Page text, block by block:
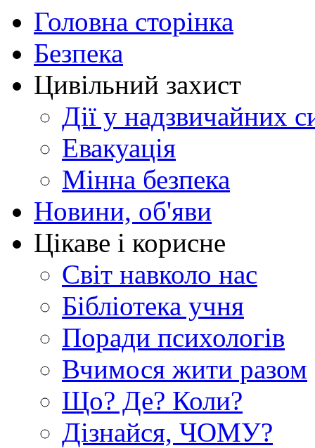
Головна сторінка
Безпека
Цивільний захист
Дії у надзвичайних
Евакуація
Мінна безпека
Новини, об'яви
Цікаве і корисне
Світ навколо нас
Бібліотека учня
Поради психологів
Вчимося жити разом
Що? Де? Коли?
Дізнайся, ЧОМУ?